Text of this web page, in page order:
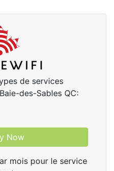
de services
des-Sables QC:
Now
mois pour le service